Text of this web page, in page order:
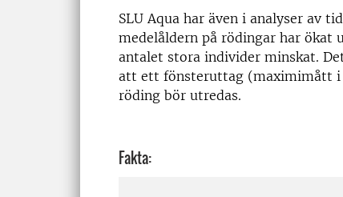
SLU Aqua har även i analyser av
medelåldern på rödingar har ökat
antalet stora individer minskat.
att ett fönsteruttag (maximimått
röding bör utredas.
Fakta: